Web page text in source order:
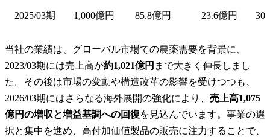
2025/03期 1,000億円 85.8億円 23.6億円
当社の業績は、グローバル市場での農薬需要を背景に、
2023/03期には売上高が約1,021億円 まで大きく伸長しまし
た。その後は市場の変動や構造改革の影響を受けつつも、
2026/03期にはさらなる海外展開の強化により、 売上高1,075
億円の増収と増益基調への回復を見込んでいます。事業の選
択と集中を進め、高付加価値製品の販売に注力することで、